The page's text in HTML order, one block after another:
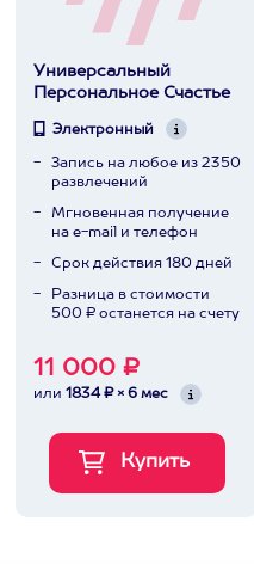
Универсальный
Персональное Счастье
Электронный
Запись на любое из 2350
развлечений
Мгновенная получение
на e-mail и телефон
Срок действия 180 дней
Разница в стоимости
500 ₽ останется на счету
11 000 ₽
или 1834 ₽ × 6 мес